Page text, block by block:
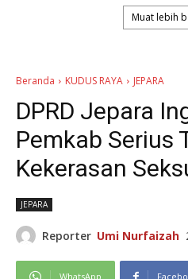
Muat lebih